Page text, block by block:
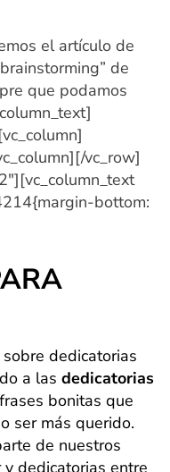
el artículo de
de
que podamos
vc_row]
bottom:
dedicatorias
a las dedicatorias
bonitas que
ser más querido.
de nuestros
dedicatorias entre